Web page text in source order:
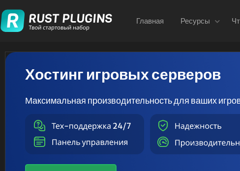
Главная Ресурсы
Хостинг игровых серверов
Максимальная производительность для ваших